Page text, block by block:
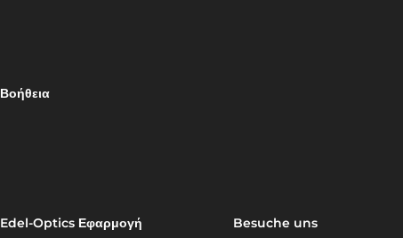
Βοήθεια
Edel-Optics Εφαρμογή Besuche uns